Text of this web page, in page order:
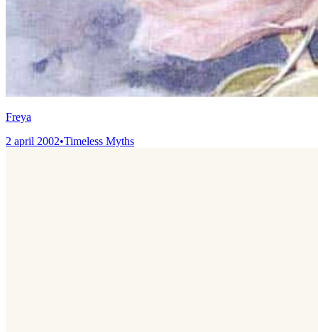
Freya
2 april 2002•Timeless Myths